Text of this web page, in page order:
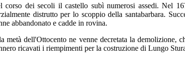
corso dei secoli il castello subì numerosi assedi. Nel
distrutto per lo scoppio della santabarbara.
abbandonato e cadde in rovina.
metà dell'Ottocento ne venne decretata la demolizione,
ricavati i riempimenti per la costruzione di Lungo